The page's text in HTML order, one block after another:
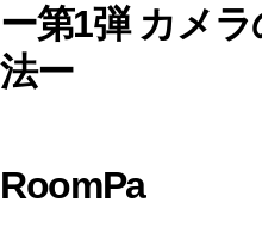
ー第1弾 カメ
法ー
RoomPa